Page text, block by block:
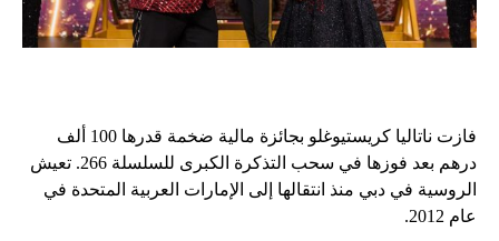
فازت ناتاليا كريستيوغلو بجائزة مالية ضخمة قدرها 100 ألف
درهم بعد فوزها في سحب التذكرة الكبرى للسلسلة 266. تعيش
الروسية في دبي منذ انتقالها إلى الإمارات العربية المتحدة في
عام 2012.